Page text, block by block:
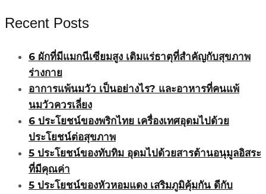
Recent Posts
6 ผักที่มีแมกนีเซียมสูง เติมแร่ธาตุที่สำคัญกับสุขภาพ
ร่างกาย
อาการแพ้นมวัว เป็นอย่างไร? และอาหารที่คนแพ้
นมวัวควรเลี่ยง
6 ประโยชน์ของพริกไทย เครื่องเทศอุดมไปด้วย
ประโยชน์ต่อสุขภาพ
5 ประโยชน์ของทับทิม อุดมไปด้วยสารต้านอนุมูลอิสระ
ที่มีคุณค่า
5 ประโยชน์ของหัวหอมแดง เสริมภูมิคุ้มกัน ดีกับ